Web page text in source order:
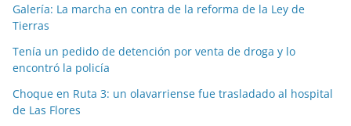
Galería: La marcha en contra de la reforma de la Ley de
Tierras
Tenía un pedido de detención por venta de droga y lo
encontró la policía
Choque en Ruta 3: un olavarriense fue trasladado al hospital
de Las Flores